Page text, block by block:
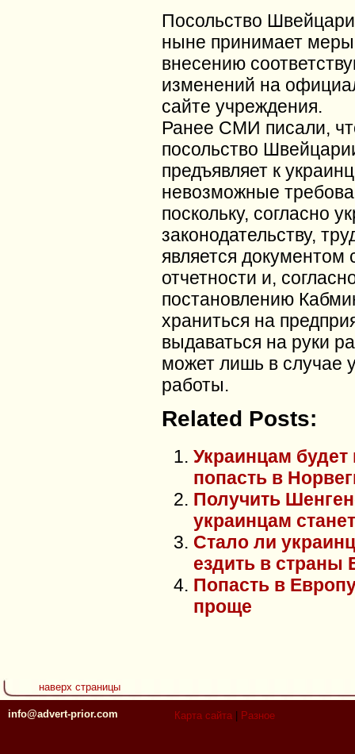
Посольство
ныне принимает
внесению
изменений на
сайте учреждения.
Ранее СМИ писали,
посольство
предъявляет к
невозможные
поскольку, согласно
законодательству,
является документом
отчетности и,
постановлению
храниться на
выдаваться на руки
может лишь в случае
работы.
Related Posts:
Украинцам
попасть в
Получить
украинцам
Стало ли
ездить в страны
Попасть в
проще
наверх страницы
info@advert-prior.com Карта сайта Разное